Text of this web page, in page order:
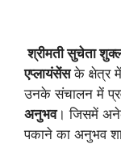
श्रीमती सुचेता
एप्लायंसेंसके क्षेत्र
उनके संचालन में
अनुभव। जिसमें अनेक
पकाने का अनुभव